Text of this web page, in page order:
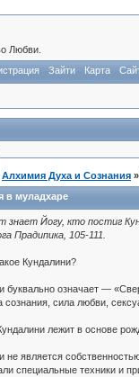
Любви.
Зайти Карта
Алхимия Духа и Сознания
в муладхаре
Йогу, кто постиг
Прадипика, 105-111.
Кундалини?
буквально означает —
сознания, сила любви,
лежит в основе
не является
специальные техники и